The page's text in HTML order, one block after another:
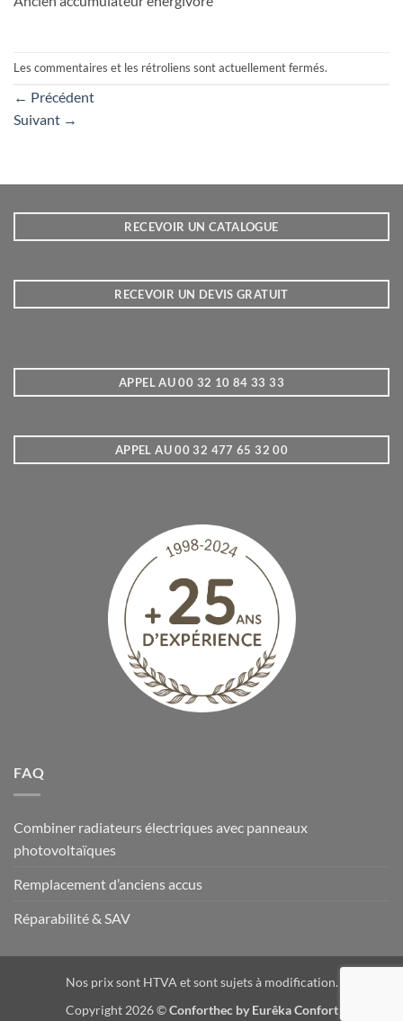
Les commentaires et les rétroliens sont actuellement fermés.
← Précédent
Suivant →
RECEVOIR UN CATALOGUE
RECEVOIR UN DEVIS GRATUIT
APPEL AU 00 32 10 84 33 33
APPEL AU 00 32 477 65 32 00
FAQ
Combiner radiateurs électriques avec panneaux
photovoltaïques
Remplacement d’anciens accus
Réparabilité & SAV
Nos prix sont HTVA et sont sujets à modification.
Copyright 2026 ©Conforthec by Eurêka Confort